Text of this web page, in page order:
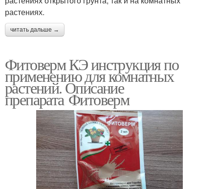
растениях.
читать дальше →
Фитоверм КЭ инструкция по
применению для комнатных
растений. Описание
препарата Фитоверм